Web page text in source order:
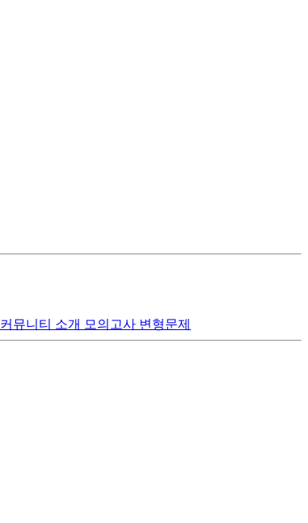
커뮤니티 소개 모의고사 변형문제